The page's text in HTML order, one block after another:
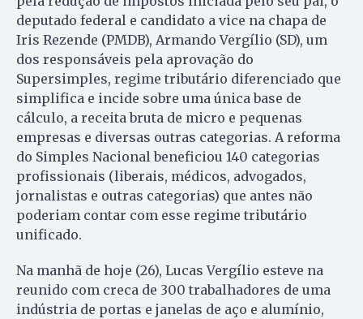
deputado federal e candidato a vice na chapa de
Iris Rezende (PMDB), Armando Vergílio (SD), um
dos responsáveis pela aprovação do
Supersimples, regime tributário diferenciado que
simplifica e incide sobre uma única base de
cálculo, a receita bruta de micro e pequenas
empresas e diversas outras categorias. A reforma
do Simples Nacional beneficiou 140 categorias
profissionais (liberais, médicos, advogados,
jornalistas e outras categorias) que antes não
poderiam contar com esse regime tributário
unificado.
Na manhã de hoje (26), Lucas Vergílio esteve na
reunido com creca de 300 trabalhadores de uma
indústria de portas e janelas de aço e alumínio,